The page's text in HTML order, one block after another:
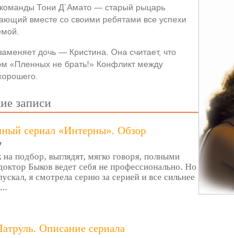
Тони Д`Амато — старый рыцарь
вместе со своими ребятами все успехи
дочь — Кристина. Она считает, что
«Пленных не брать!» Конфликт между
записи
сериал «Интерны». Обзор
подбор, выглядят, мягко говоря, полными
Быков ведет себя не профессионально. Но
я смотрела серию за серией и все сильнее
Описание сериала